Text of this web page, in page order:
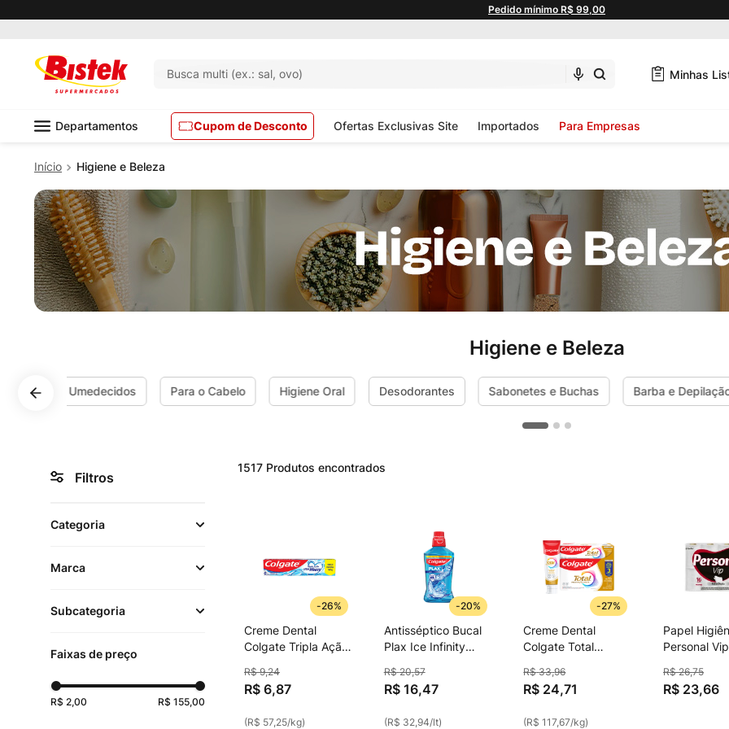
Pedido mínimo R$ 99,00
Busca multi (ex.: sal, ovo) Minhas
Departamentos Cupom de Desconto Ofertas Exclusivas Site Importados Para Empresas
Higiene e Beleza
Higiene e Beleza
Para o Cabelo Higiene Oral Desodorantes Sabonetes e Buchas Barba e
Lenços Umedecidos
Filtros
Categoria
Desodorantes
Sabonetes e Buchas
(114
Marca
Dove
Subcategoria
Aerossóis e Sprays
(113
Faixas de preço
R$ 2,00 R$ 155,00
1517 Produtos
-26%
Creme Dental
Colgate Tripla Ação
R$ 9,24
R$ 6,87
(R$ 57,25/kg)
-20%
Antisséptico Bucal
Plax Ice Infinity
R$ 20,57
R$ 16,47
(R$ 32,94/lt)
-27%
Creme Dental
Colgate Total
Caixa 3 Unidades
R$ 33,96
R$ 24,71
(R$ 117,67/kg)
Papel
Personal
Pague 15
30 Metros
R$ 26,75
R$ 23,66